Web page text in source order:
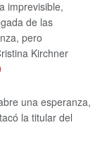
imprevisible,
de las
pero
Kirchner
una esperanza,
la titular del